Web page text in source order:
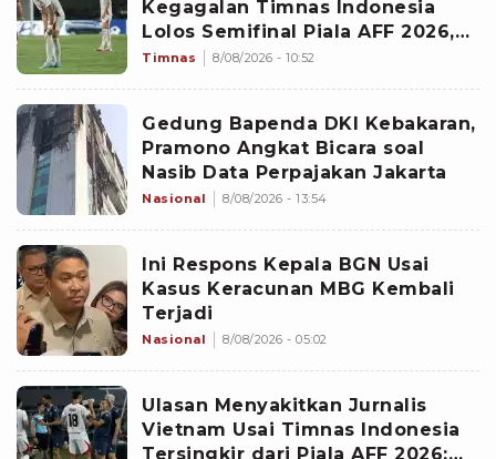
Kegagalan Timnas Indonesia
Lolos Semifinal Piala AFF 2026,
Untungkan Singapura dan
Timnas 8/08/2026 - 10:52
Gedung Bapenda DKI Kebakaran,
Pramono Angkat Bicara soal
Nasib Data Perpajakan Jakarta
Nasional 8/08/2026 - 13:54
Ini Respons Kepala BGN Usai
Kasus Keracunan MBG Kembali
Terjadi
Nasional 8/08/2026 - 05:02
Ulasan Menyakitkan Jurnalis
Vietnam Usai Timnas Indonesia
Tersingkir dari Piala AFF 2026: